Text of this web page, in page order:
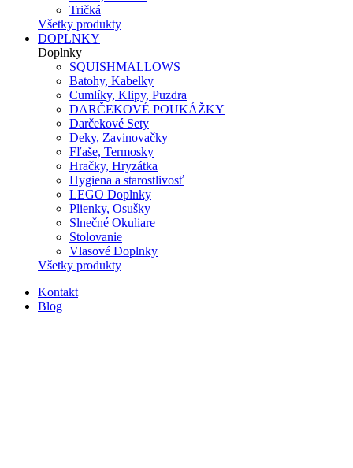
Tričká
Všetky produkty
DOPLNKY
Doplnky
SQUISHMALLOWS
Batohy, Kabelky
Cumlíky, Klipy, Puzdra
DARČEKOVÉ POUKÁŽKY
Darčekové Sety
Deky, Zavinovačky
Fľaše, Termosky
Hračky, Hryzátka
Hygiena a starostlivosť
LEGO Doplnky
Plienky, Osušky
Slnečné Okuliare
Stolovanie
Vlasové Doplnky
Všetky produkty
Kontakt
Blog